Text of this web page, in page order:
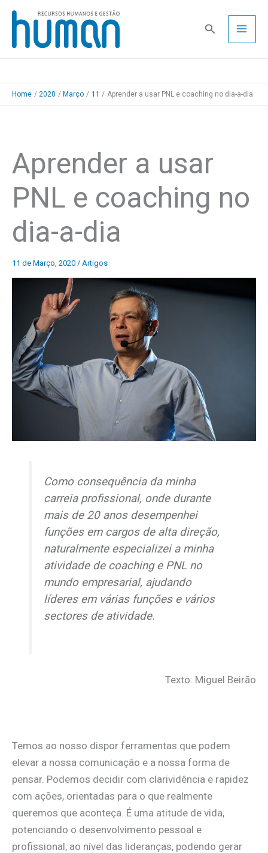
Skip
content
Pesquisa
Home 2020 Março 11 Aprender a usar PNL e coaching no dia-a-dia
Aprender a usar
PNL e coaching no
dia-a-dia
11 de Março, 2020 / Artigos
Como consequência da minha
carreia profissional, onde durante
mais de 20 anos desempenhei
funções em cargos de alta direção,
naturalmente especializei a minha
atividade de coachinge PNL no
mundo empresarial, ajudando
líderes em várias funções e vários
sectores de atividade.
Texto: Miguel Beirão
Temos ao nosso dispor ferramentas que podem
elevar a nossa comunicação e a nossa forma de
pensar. Podemos decidir com clarividência e rapidez
com ações, orientadas para o que realmente
queremos que aconteça. É uma atitude de vida,
potenciando o desenvolvimento pessoal e
profissional, ao nível das lideranças, podendo gerar